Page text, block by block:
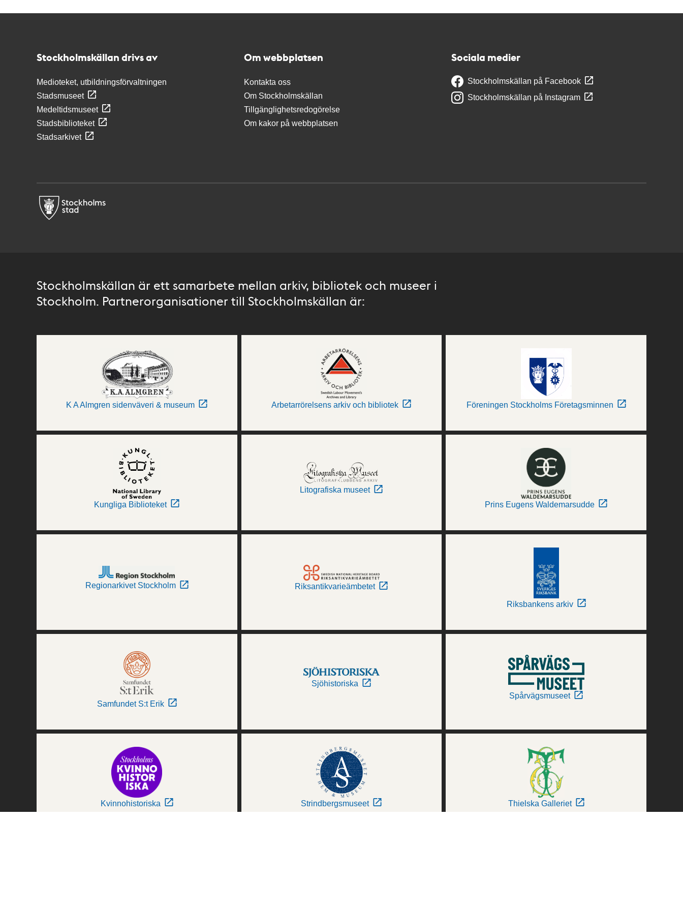
Stockholmskällan drivs av
Medioteket, utbildningsförvaltningen
Stadsmuseet
Medeltidsmuseet
Stadsbiblioteket
Stadsarkivet
Om webbplatsen
Kontakta oss
Om Stockholmskällan
Tillgänglighetsredogörelse
Om kakor på webbplatsen
Sociala medier
Stockholmskällan på Facebook
Stockholmskällan på Instagram
Stockholmskällan är ett samarbete mellan arkiv, bibliotek och museer i
Stockholm. Partnerorganisationer till Stockholmskällan är:
K A Almgren sidenväveri & museum Arbetarrörelsens arkiv och bibliotek Föreningen Stockholms Företagsminnen
Kungliga Biblioteket
Litografiska museet
Prins Eugens Waldemarsudde
Regionarkivet Stockholm Riksantikvarieämbetet
Riksbankens arkiv
Samfundet S:t Erik
Sjöhistoriska
Spårvägsmuseet
Kvinnohistoriska Strindbergsmuseet Thielska Galleriet